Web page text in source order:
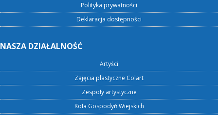
Polityka prywatności
Deklaracja dostępności
NASZA DZIAŁALNOŚĆ
Artyści
Zajęcia plastyczne Colart
Zespoły artystyczne
Koła Gospodyń Wiejskich